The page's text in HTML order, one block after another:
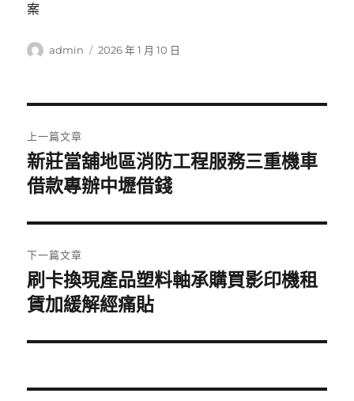
案
作
admin
發
2026 年 1 月 10 日
章
導
覽
上一篇文章
上
一
文
章:
新莊當舖地區消防工程服務三重機車
借款專辦中壢借錢
下一篇文章
下
一
文
刷卡換現產品塑料軸承購買影印機租
賃加緩解經痛貼